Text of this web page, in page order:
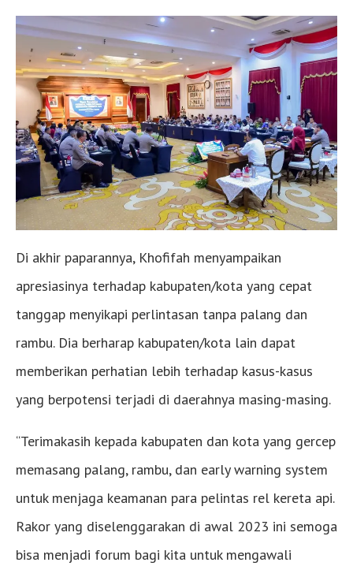
Di akhir paparannya, Khofifah menyampaikan
apresiasinya terhadap kabupaten/kota yang cepat
tanggap menyikapi perlintasan tanpa palang dan
rambu. Dia berharap kabupaten/kota lain dapat
memberikan perhatian lebih terhadap kasus-kasus
yang berpotensi terjadi di daerahnya masing-masing.
“Terimakasih kepada kabupaten dan kota yang gercep
memasang palang, rambu, dan early warning system
untuk menjaga keamanan para pelintas rel kereta api.
Rakor yang diselenggarakan di awal 2023 ini semoga
bisa menjadi forum bagi kita untuk mengawali